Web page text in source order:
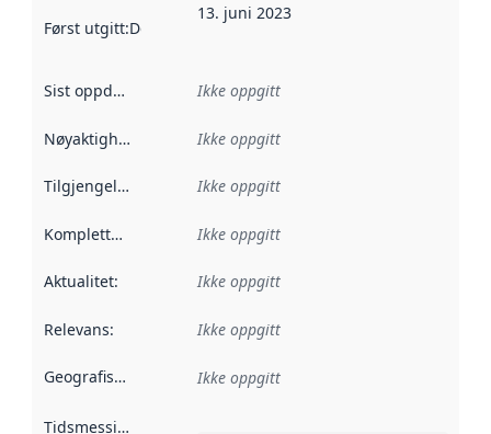
Først utgitt:Denne datoen sier når dataene i dette
13. juni 2023
Sist oppdatert Ikke oppgitt
Nøyaktighet Ikke oppgitt
Tilgjengelighet Ikke oppgitt
Kompletthet Ikke oppgitt
Aktualitet: Ikke oppgitt
Relevans: Ikke oppgitt
Geografisk avgrensning :
Ikke oppgitt
Tidsmessig avgrensning